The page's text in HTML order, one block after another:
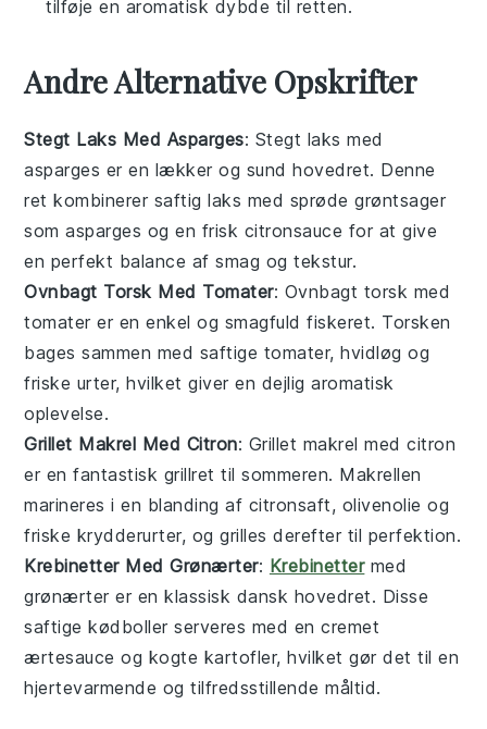
tilføje en aromatisk dybde til retten.
Andre Alternative Opskrifter
Stegt Laks Med Asparges: Stegt laks med
asparges er en lækker og sundhovedret. Denne
ret kombinerer saftig laks med sprødegrøntsager
som asparges og en frisk citronsauce for at give
en perfekt balance af smag og tekstur.
Ovnbagt Torsk Med Tomater: Ovnbagt torsk med
tomater er en enkel og smagfuldfiskeret. Torsken
bages sammen med saftige tomater,hvidløg og
friske urter, hvilket giver en dejlig aromatisk
oplevelse.
Grillet Makrel Med Citron: Grillet makrel med citron
er en fantastisk grillret til sommeren. Makrellen
marineres i en blanding af citronsaft, olivenolie og
friske krydderurter, og grilles derefter til perfektion.
Krebinetter Med Grønærter: Krebinettermed
grønærter er en klassisk dansk hovedret. Disse
saftigekødboller serveres med en cremet
ærtesauce og kogte kartofler, hvilket gør det til en
hjertevarmende og tilfredsstillende måltid.